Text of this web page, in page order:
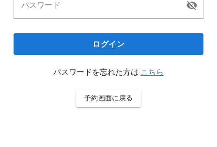
パスワード
ログイン
パスワードを忘れた方は こちら
予約画面に戻る